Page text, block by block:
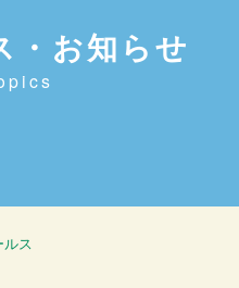
・お知らせ
ルス